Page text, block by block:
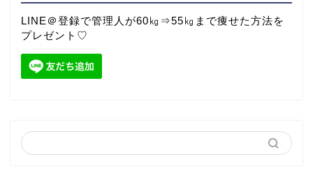
LINE＠登録で管理人が60㎏⇒55㎏まで痩せた方法を
プレゼント♡